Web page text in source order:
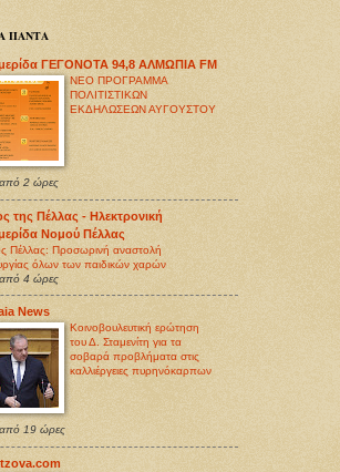
ΠΑΝΤΑ
ΓΕΓΟΝΟΤΑ 94,8 ΑΛΜΩΠΙΑ FM
ΝΕΟ ΠΡΟΓΡΑΜΜΑ
ΠΟΛΙΤΙΣΤΙΚΩΝ
ΕΚΔΗΛΩΣΕΩΝ ΑΥΓΟΥΣΤΟΥ
2 ώρες
της Πέλλας - Ηλεκτρονική
Νομού Πέλλας
Πέλλας: Προσωρινή αναστολή
όλων των παιδικών χαρών
4 ώρες
News
Κοινοβουλευτική ερώτηση
του Δ. Σταμενίτη για τα
σοβαρά προβλήματα στις
καλλιέργειες πυρηνόκαρπων
19 ώρες